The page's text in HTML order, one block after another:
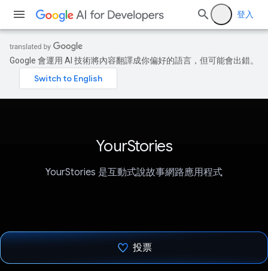
登入
Google 會運用 AI 技術將內容翻譯成你偏好的語言，但可能會出錯。
YourStories
YourStories 是互動式說故事網路應用程式
投票